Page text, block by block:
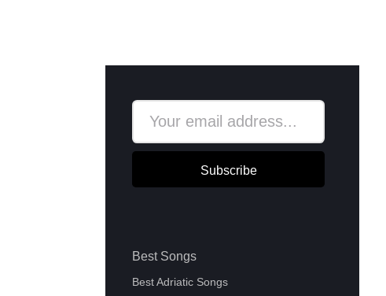
Subscribe
Best Songs
Best Adriatic Songs